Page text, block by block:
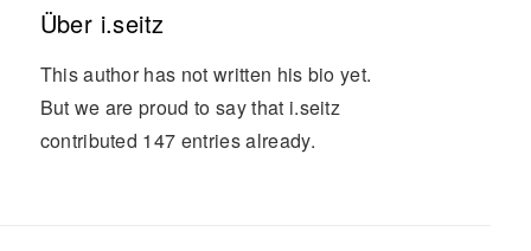
Über i.seitz
This author has not written his bio yet.
But we are proud to say that i.seitz
contributed 147 entries already.